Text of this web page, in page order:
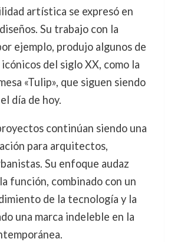
artística se expresó en
Su trabajo con la
ejemplo, produjo algunos de
icónicos del siglo XX, como la
«Tulip», que siguen siendo
día de hoy.
continúan siendo una
para arquitectos,
Su enfoque audaz
función, combinado con un
de la tecnología y la
una marca indeleble en la